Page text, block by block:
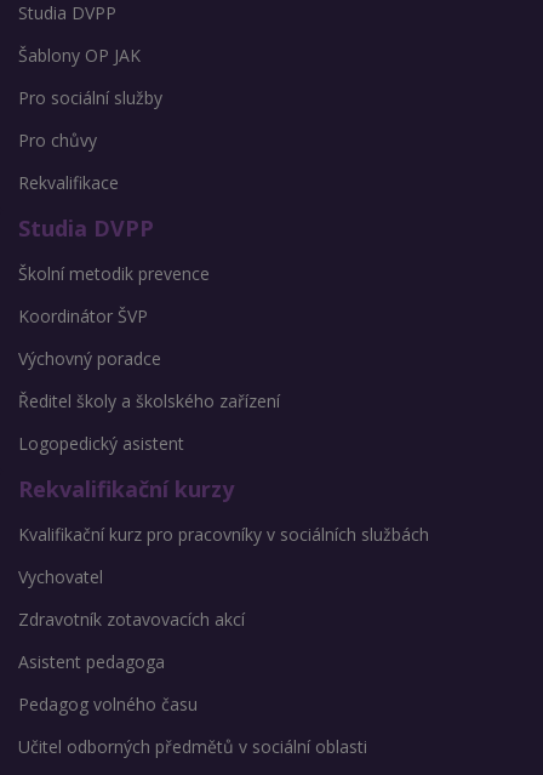
Studia DVPP
Šablony OP JAK
Pro sociální služby
Pro chůvy
Rekvalifikace
Studia DVPP
Školní metodik prevence
Koordinátor ŠVP
Výchovný poradce
Ředitel školy a školského zařízení
Logopedický asistent
Rekvalifikační kurzy
Kvalifikační kurz pro pracovníky v sociálních službách
Vychovatel
Zdravotník zotavovacích akcí
Asistent pedagoga
Pedagog volného času
Učitel odborných předmětů v sociální oblasti